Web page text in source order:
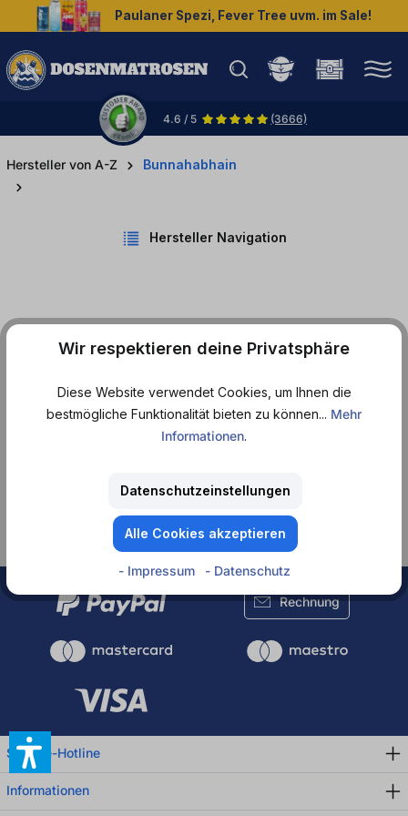
springen Paulaner Spezi, Fever Tree uvm. im Sale!
4.6 / 5 (3666)
Hersteller von A-Z Bunnahabhain
Hersteller Navigation
Produkte von
gefunden.
Rechnung
Service-Hotline
Informationen
Wir respektieren deine Privatsphäre
Diese Website verwendet Cookies, um Ihnen die
bestmögliche Funktionalität bieten zu können... Mehr
Informationen.
Datenschutzeinstellungen
Alle Cookies akzeptieren
- Impressum - Datenschutz